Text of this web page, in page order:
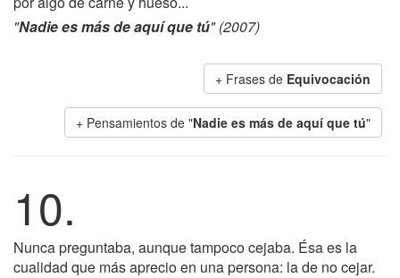
"Nadie es más de aquí que tú" (2007)
+ Frases de Equivocación
+ Pensamientos de "Nadie es más de aquí que tú"
10.
Nunca preguntaba, aunque tampoco cejaba. Ésa es la
cualidad que más aprecio en una persona: la de no cejar.